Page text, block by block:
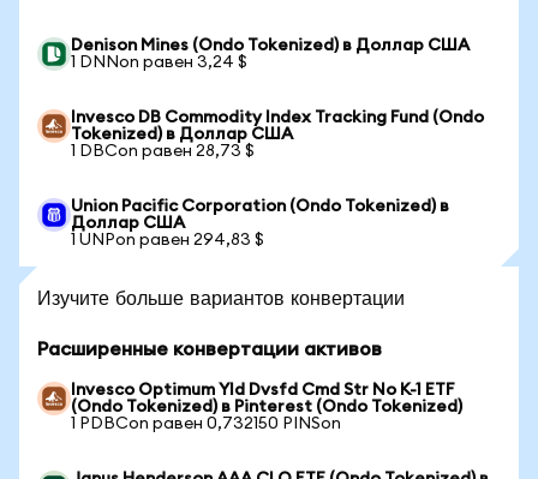
Denison Mines (Ondo Tokenized) в Доллар США
1 DNNon равен 3,24 $
Invesco DB Commodity Index Tracking Fund (Ondo
Tokenized) в Доллар США
1 DBCon равен 28,73 $
Union Pacific Corporation (Ondo Tokenized) в
Доллар США
1 UNPon равен 294,83 $
Изучите больше вариантов конвертации
Расширенные конвертации активов
Invesco Optimum Yld Dvsfd Cmd Str No K-1 ETF
(Ondo Tokenized) в Pinterest (Ondo Tokenized)
1 PDBCon равен 0,732150 PINSon